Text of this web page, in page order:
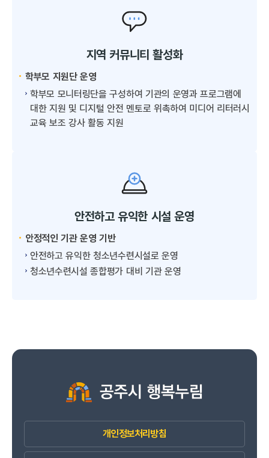
지역 커뮤니티 활성화
학부모 지원단 운영
학부모 모니터링단을 구성하여 기관의 운영과 프로그램에
대한 지원 및 디지털 안전 멘토로 위촉하여 미디어 리터러시
교육 보조 강사 활동 지원
안전하고 유익한 시설 운영
안정적인 기관 운영 기반
안전하고 유익한 청소년수련시설로 운영
청소년수련시설 종합평가 대비 기관 운영
개인정보처리방침